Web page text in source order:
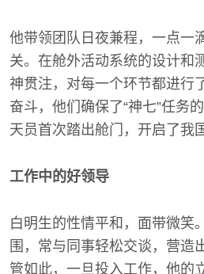
他带领团队日夜兼程，一点一
关。在舱外活动系统的设计和
神贯注，对每一个环节都进行
奋斗，他们确保了“神七”任务
天员首次踏出舱门，开启了我
工作中的好领导
白明生的性情平和，面带微笑
围，常与同事轻松交谈，营造
管如此，一旦投入工作，他的